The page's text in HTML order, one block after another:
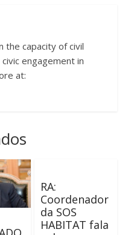
the capacity of civil
engagement in
at:
RA:
Coordenador
da SOS
HABITAT fala